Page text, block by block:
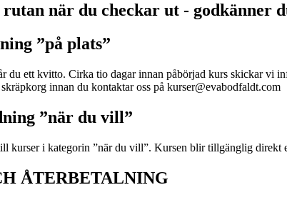
när du checkar ut - godkänner
”på plats”
du ett kvitto. Cirka tio dagar innan påbörjad kurs skickar vi
innan du kontaktar oss på kurser@evabodfaldt.com
”när du vill”
kurser i kategorin ”när du vill”. Kursen blir tillgänglig
ÅTERBETALNING